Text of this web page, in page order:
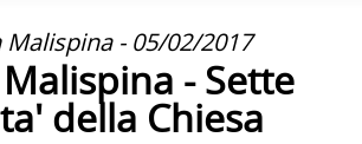
Malispina - 05/02/2017
- Sette
della Chiesa